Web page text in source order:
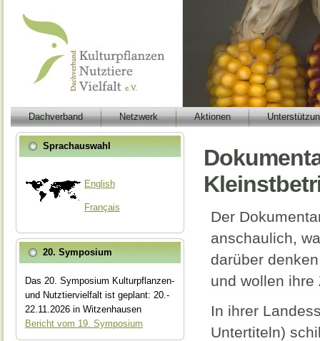
Dachverband Netzwerk Aktionen
Sprachauswahl
English
Français
20. Symposium
Das 20. Symposium Kulturpflanzen-
und Nutztiervielfalt ist geplant: 20.-
22.11.2026 in Witzenhausen
Bericht vom 19. Symposium
Der
anschaulich,
darüber
und wollen ihre
In ihrer
Untertiteln)